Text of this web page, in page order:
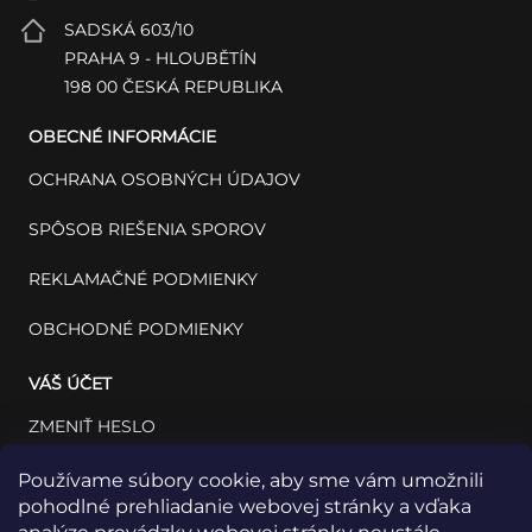
Používame súbory cookie, aby sme vám umožnili
pohodlné prehliadanie webovej stránky a vďaka
SADSKÁ 603/10
PRAHA 9 - HLOUBĚTÍN
198 00 ČESKÁ REPUBLIKA
OBECNÉ INFORMÁCIE
OCHRANA OSOBNÝCH ÚDAJOV
SPÔSOB RIEŠENIA SPOROV
REKLAMAČNÉ PODMIENKY
OBCHODNÉ PODMIENKY
VÁŠ ÚČET
ZMENIŤ HESLO
VÁŠ PROFIL
VAŠE OBJEDNÁVKY